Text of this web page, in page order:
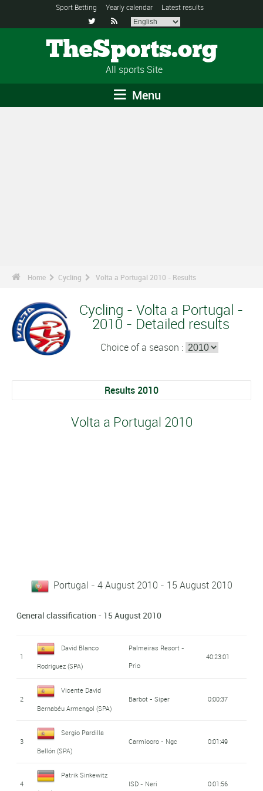
Sport Betting Yearly calendar Latest results
 
TheSports.org
All sports Site
Menu
Home Cycling Volta a Portugal 2010 - Results
Cycling - Volta a Portugal -
2010 - Detailed results
Choice of a season :
Results 2010
Volta a Portugal 2010
Portugal - 4 August 2010 - 15 August 2010
General classification - 15 August 2010
1
David Blanco
Rodriguez (SPA)
Palmeiras Resort -
Prio
40:23:01
2
Vicente David
Bernabéu Armengol (SPA)
Barbot - Siper 0:00:37
3
Sergio Pardilla
Bellón (SPA)
Carmiooro - Ngc 0:01:49
4
Patrik Sinkewitz
ISD - Neri 0:01:56